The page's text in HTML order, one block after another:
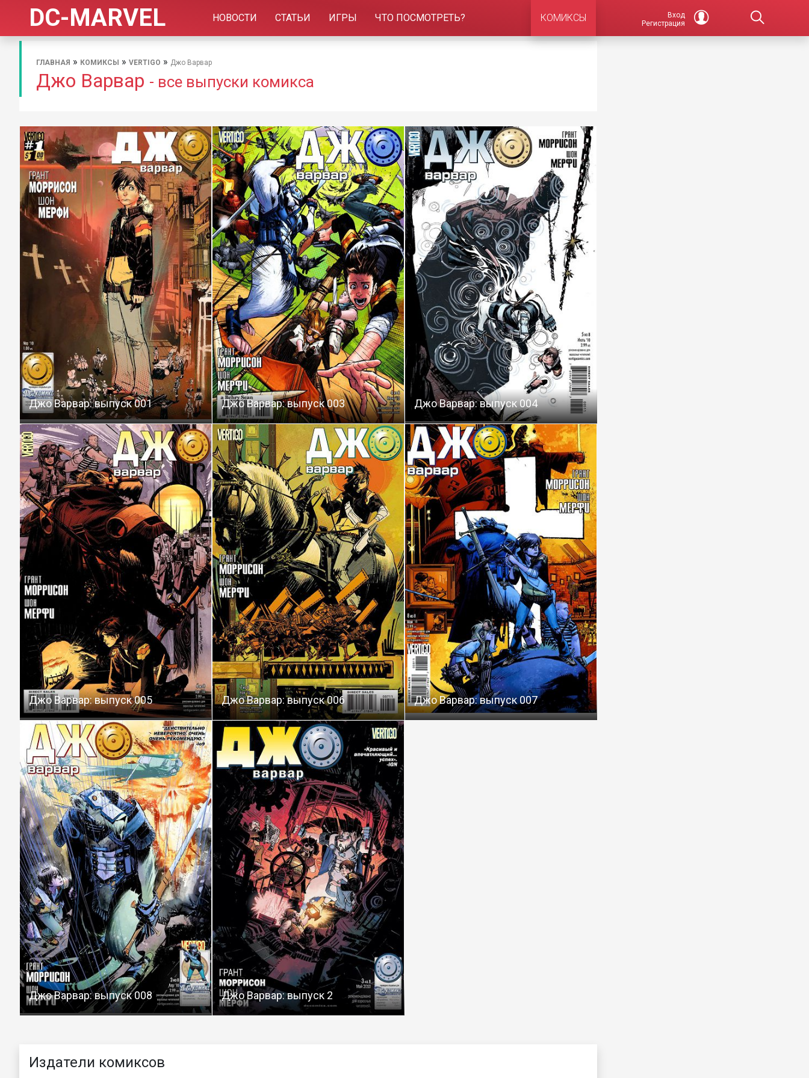
DC-MARVEL НОВОСТИ СТАТЬИ ИГРЫ ЧТО ПОСМОТРЕТЬ? КОМИКСЫ
Вход
Регистрация
ГЛАВНАЯ » КОМИКСЫ » VERTIGO » Джо Варвар
Джо Варвар - все выпуски комикса
Джо Варвар: выпуск 001 Джо Варвар: выпуск 003 Джо Варвар: выпуск 004
Джо Варвар: выпуск 005 Джо Варвар: выпуск 006 Джо Варвар: выпуск 007
Джо Варвар: выпуск 008 Джо Варвар: выпуск 2
Издатели комиксов